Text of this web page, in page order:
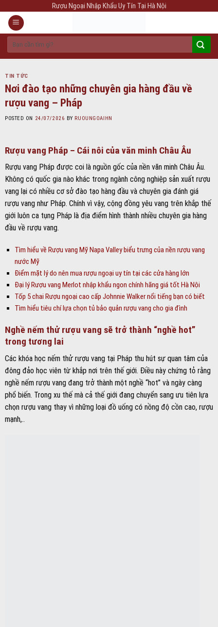
content
Rượu Ngoại Nhập Khẩu Uy Tín Tại Hà Nội
kiếm:
TIN TỨC
Nơi đào tạo những chuyên gia hàng đầu về
rượu vang – Pháp
POSTED ON 24/07/2026 BY RUOUNGOAIHN
Rượu vang Pháp – Cái nôi của văn minh Châu Âu
Rượu vang Pháp được coi là nguồn gốc của nền văn minh Châu Âu.
Không có quốc gia nào khác trong ngành công nghiệp sản xuất rượu
vang lại có nhiều cơ sở đào tạo hàng đầu và chuyên gia đánh giá
rượu vang như Pháp. Chính vì vậy, cộng đồng yêu vang trên khắp thế
giới luôn ca tụng Pháp là địa điểm hình thành nhiều chuyên gia hàng
đầu về rượu vang.
Tìm hiểu về Rượu vang Mỹ Napa Valley biểu trưng của nền rượu vang
nước Mỹ
Điểm mặt lý do nên mua rượu ngoại uy tín tại các cửa hàng lớn
Đại lý Rượu vang Merlot nhập khẩu ngon chính hãng giá tốt Hà Nội
Tốp 5 chai Rượu ngoại cao cấp Johnnie Walker nổi tiếng bạn có biết
Tìm hiểu tiêu chí lựa chọn tủ bảo quản rượu vang cho gia đình
Nghề nếm thử rượu vang sẽ trở thành “nghề hot”
trong tương lai
Các khóa học nếm thử rượu vang tại Pháp thu hút sự quan tâm của
đông đảo học viên từ khắp nơi trên thế giới. Điều này chứng tỏ rằng
nghề nếm rượu vang đang trở thành một nghề “hot” và ngày càng
phổ biến. Trong xu thế mà cả thế giới đang chuyển sang ưu tiên lựa
chọn rượu vang thay vì những loại đồ uống có nồng độ cồn cao, rượu
mạnh,..